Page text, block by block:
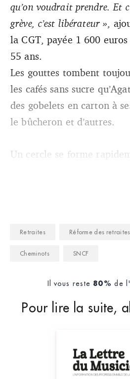
qu’on voudrait prendre. Et
grève, c’est libérateur »,
la CGT, payée 1 600
55 ans.
Les gouttes tombent
les cafés sans sucre
des gobelets en carton à
le bûcheron et d’autres.
Un cercle se forme
Retraites Réforme des retraites
Cheminots SNCF
Il vous reste 80% de
Pour lire la suite,